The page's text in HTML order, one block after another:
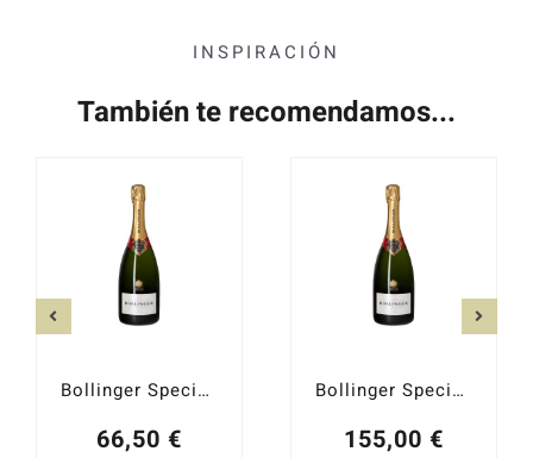
INSPIRACIÓN
También te recomendamos...
Bollinger Special Cuvée
66,50 €
Bollinger Special Cuvée Mágnum
155,00 €